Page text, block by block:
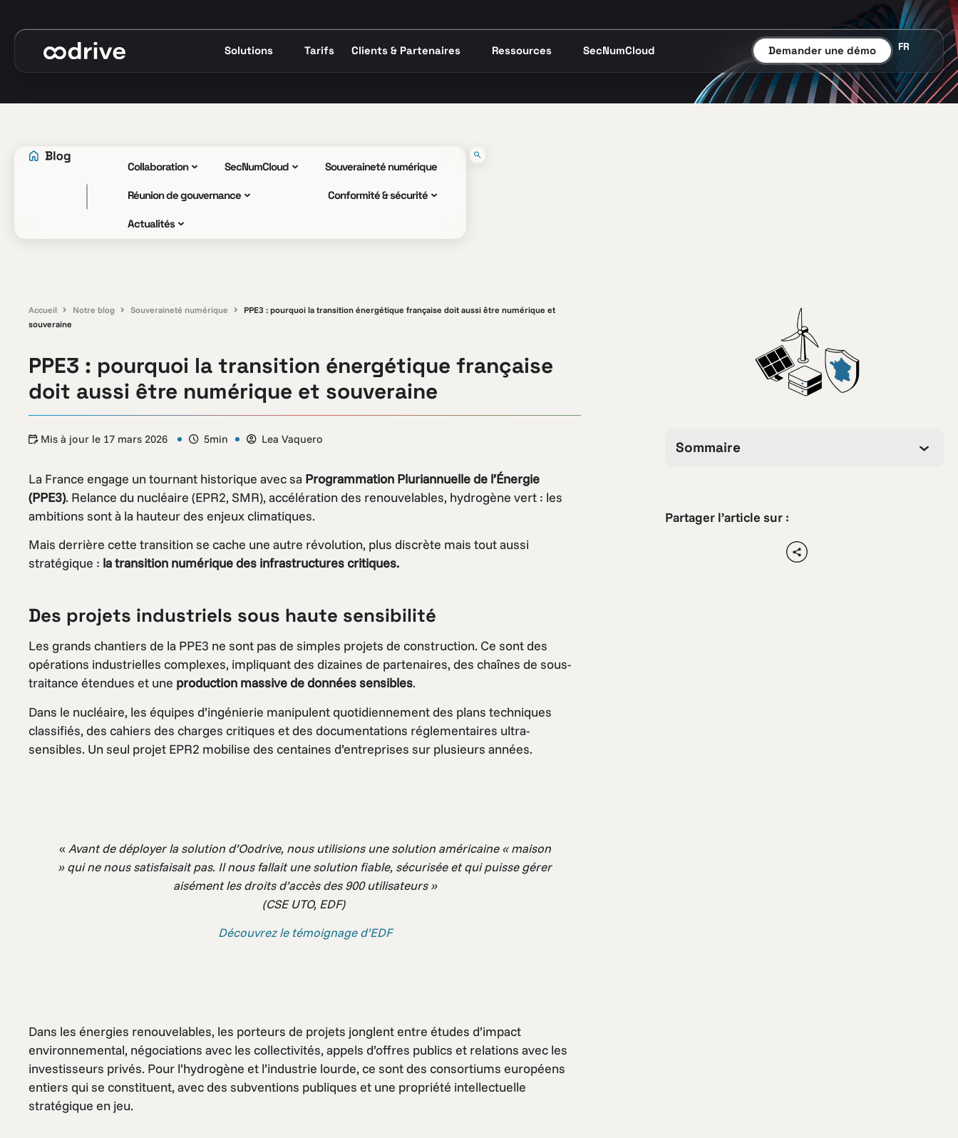
Solutions Tarifs Clients & Partenaires Ressources SecNumCloud Demander une démo FR
Collaboration SecNumCloud Souveraineté numérique
Réunion de gouvernance Conformité & sécurité
Actualités
Accueil Notre blog Souveraineté numérique
PPE3 : pourquoi la transition énergétique française doit aussi être numérique et
souveraine
PPE3 : pourquoi la transition énergétique française
doit aussi être numérique et souveraine
Mis à jour le 17 mars 2026 5min Lea Vaquero
La France engage un tournant historique avec sa Programmation Pluriannuelle de l’Énergie
(PPE3). Relance du nucléaire (EPR2, SMR), accélération des renouvelables, hydrogène vert : les
ambitions sont à la hauteur des enjeux climatiques.
Mais derrière cette transition se cache une autre révolution, plus discrète mais tout aussi
stratégique : la transition numérique des infrastructures critiques.
Des projets industriels sous haute sensibilité
Les grands chantiers de la PPE3 ne sont pas de simples projets de construction. Ce sont des
opérations industrielles complexes, impliquant des dizaines de partenaires, des chaînes de sous-
traitance étendues et une production massive de données sensibles.
Dans le nucléaire, les équipes d’ingénierie manipulent quotidiennement des plans techniques
classifiés, des cahiers des charges critiques et des documentations réglementaires ultra-
sensibles. Un seul projet EPR2 mobilise des centaines d’entreprises sur plusieurs années.
« Avant de déployer la solution d’Oodrive, nous utilisions une solution américaine « maison
» qui ne nous satisfaisait pas. Il nous fallait une solution fiable, sécurisée et qui puisse gérer
aisément les droits d’accès des 900 utilisateurs »
(CSE UTO, EDF)
Découvrez le témoignage d’EDF
Dans les énergies renouvelables, les porteurs de projets jonglent entre études d’impact
environnemental, négociations avec les collectivités, appels d’offres publics et relations avec les
investisseurs privés. Pour l’hydrogène et l’industrie lourde, ce sont des consortiums européens
entiers qui se constituent, avec des subventions publiques et une propriété intellectuelle
stratégique en jeu.
Sommaire
Partager l’article sur :